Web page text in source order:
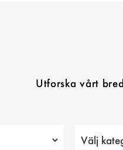
Utforska vårt